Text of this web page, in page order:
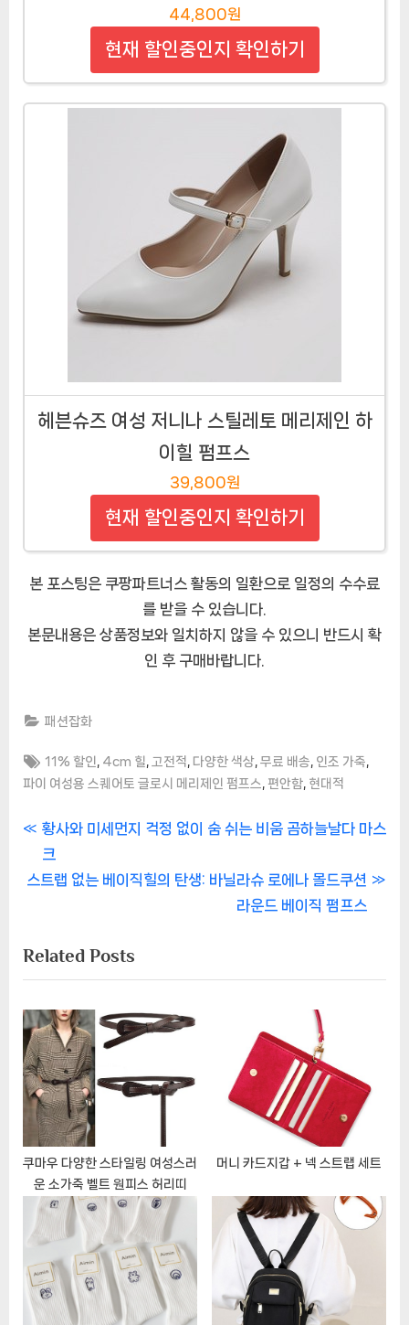
44,800원
현재 할인중인지 확인하기
헤븐슈즈 여성 저니나 스틸레토 메리제인 하
이힐 펌프스
39,800원
현재 할인중인지 확인하기
본 포스팅은 쿠팡파트너스 활동의 일환으로 일정의 수수료
를 받을 수 있습니다.
본문내용은 상품정보와 일치하지 않을 수 있으니 반드시 확
인 후 구매바랍니다.
패션잡화
Tags:
11% 할인 4cm 힐 고전적 다양한 색상 ,무료 배송 인조 가죽
파이 여성용 스퀘어토 글로시 메리제인 펌프스 편안함 현대적
글
내
게
이
션
P
r
e
o
u
s
P
o
s
t
:
황사와 미세먼지 걱정 없이 숨 쉬는 비움 곰하늘날다 마스
크
N
t
P
o
s
t
:
스트랩 없는 베이직힐의 탄생: 바닐라슈 로에나 몰드쿠션
라운드 베이직 펌프스
Related Posts
쿠마우 다양한 스타일링 여성스러
운 소가죽 벨트 원피스 허리띠
머니 카드지갑 + 넥 스트랩 세트